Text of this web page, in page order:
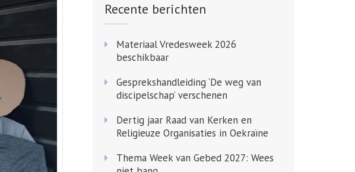
Recente berichten
Materiaal Vredesweek 2026
beschikbaar
Gesprekshandleiding ‘De weg van
discipelschap’ verschenen
Dertig jaar Raad van Kerken en
Religieuze Organisaties in Oekraïne
Thema Week van Gebed 2027: Wees